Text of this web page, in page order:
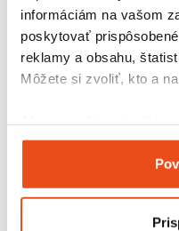
informáciám na vašom
poskytovať
reklamy a obsahu,
Môžete si zvoliť, kto a
Zhromažďovať
polohe s
Identifikovať
Kornútok biely